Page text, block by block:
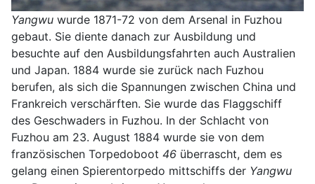
Yangwu wurde 1871-72 von dem Arsenal in Fuzhou
gebaut. Sie diente danach zur Ausbildung und
besuchte auf den Ausbildungsfahrten auch Australien
und Japan. 1884 wurde sie zurück nach Fuzhou
berufen, als sich die Spannungen zwischen China und
Frankreich verschärften. Sie wurde das Flaggschiff
des Geschwaders in Fuzhou. In der Schlacht von
Fuzhou am 23. August 1884 wurde sie von dem
französischen Torpedoboot 46 überrascht, dem es
gelang einen Spierentorpedo mittschiffs der Yangwu